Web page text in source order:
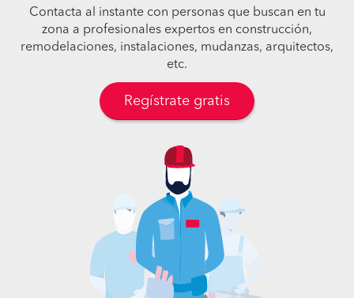
Contacta al instante con personas que buscan en tu
zona a profesionales expertos en construcción,
remodelaciones, instalaciones, mudanzas, arquitectos,
etc.
Regístrate gratis
Pide presupuestos